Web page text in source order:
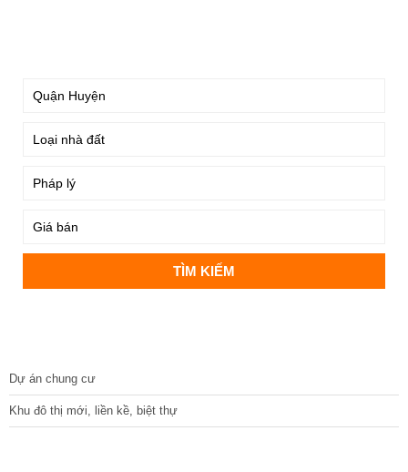
Dự án chung cư
Khu đô thị mới, liền kề, biệt thự